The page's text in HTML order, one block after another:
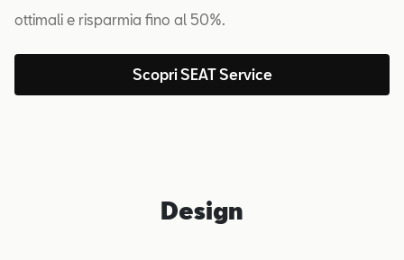
ottimali e risparmia fino al 50%.
Scopri SEAT Service
Design